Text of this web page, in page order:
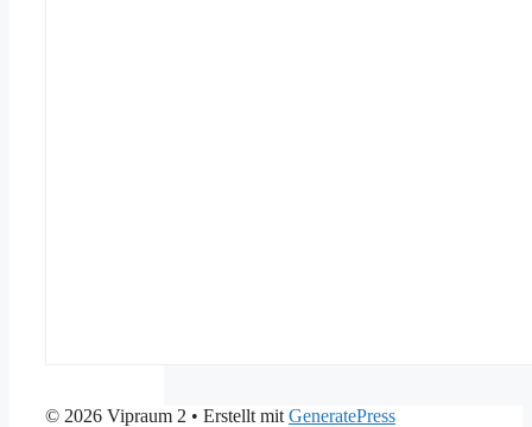
© 2026 Vipraum 2 • Erstellt mit GeneratePress